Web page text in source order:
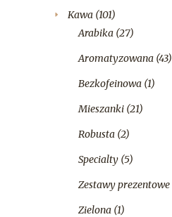
Kawa (101)
Arabika (27)
Aromatyzowana (43)
Bezkofeinowa (1)
Mieszanki (21)
Robusta (2)
Specialty (5)
Zestawy prezentowe
Zielona (1)